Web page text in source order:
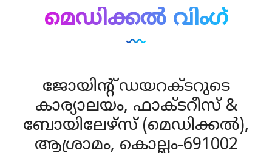
മെഡിക്കൽ വിംഗ്
ജോയിന്റ് ഡയറക്ടറുടെ
കാര്യാലയം, ഫാക്‌ടറീസ് &
ബോയിലേഴ്‌സ് (മെഡിക്കൽ),
ആശ്രാമം, കൊല്ലം-691002